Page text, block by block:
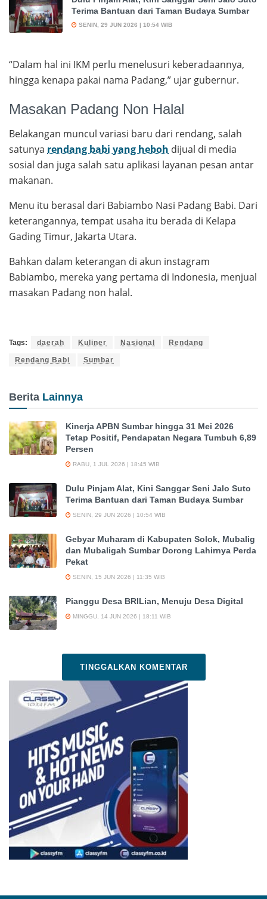
Terima Bantuan dari Taman Budaya Sumbar
SENIN, 29 JUN 2026 | 10:54 WIB
“Dalam hal ini IKM perlu menelusuri keberadaannya,
hingga kenapa pakai nama Padang,” ujar gubernur.
Masakan Padang Non Halal
Belakangan muncul variasi baru dari rendang, salah
satunya rendang babi yang heboh dijual di media
sosial dan juga salah satu aplikasi layanan pesan antar
makanan.
Menu itu berasal dari Babiambo Nasi Padang Babi. Dari
keterangannya, tempat usaha itu berada di Kelapa
Gading Timur, Jakarta Utara.
Bahkan dalam keterangan di akun instagram
Babiambo, mereka yang pertama di Indonesia, menjual
masakan Padang non halal.
Tags: daerah Kuliner Nasional Rendang
Rendang Babi Sumbar
Berita Lainnya
Kinerja APBN Sumbar hingga 31 Mei 2026
Tetap Positif, Pendapatan Negara Tumbuh 6,89
Persen
RABU, 1 JUL 2026 | 18:45 WIB
Dulu Pinjam Alat, Kini Sanggar Seni Jalo Suto
Terima Bantuan dari Taman Budaya Sumbar
SENIN, 29 JUN 2026 | 10:54 WIB
Gebyar Muharam di Kabupaten Solok, Mubalig
dan Mubaligah Sumbar Dorong Lahirnya Perda
Pekat
SENIN, 15 JUN 2026 | 11:35 WIB
Pianggu Desa BRILian, Menuju Desa Digital
MINGGU, 14 JUN 2026 | 18:11 WIB
TINGGALKAN KOMENTAR